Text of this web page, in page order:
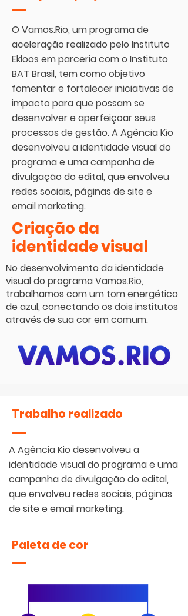
O Vamos.Rio, um programa de
aceleração realizado pelo Instituto
Ekloos em parceria com o Instituto
BAT Brasil, tem como objetivo
fomentar e fortalecer iniciativas de
impacto para que possam se
desenvolver e aperfeiçoar seus
processos de gestão.A Agência Kio
desenvolveu a identidade visual do
programa e uma campanha de
divulgação do edital, que envolveu
redes sociais, páginas de site e
email marketing.
Criação da
identidade visual
No desenvolvimento da identidade
visual do programa Vamos.Rio,
trabalhamos com um tom energético
de azul, conectando os dois institutos
através de sua cor em comum.
Trabalho realizado
A Agência Kio desenvolveu a
identidade visual do programa e uma
campanha de divulgação do edital,
que envolveu redes sociais, páginas
de site e email marketing.
Paleta de cor